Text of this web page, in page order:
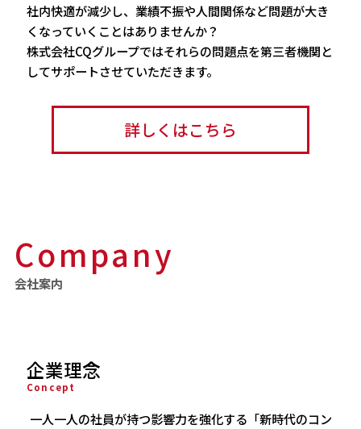
社内快適が減少し、業績不振や人間関係など問題が大き
くなっていくことはありませんか？
株式会社CQグループではそれらの問題点を第三者機関と
してサポートさせていただきます。
詳しくはこちら
Company
会社案内
企業理念
Concept
一人一人の社員が持つ影響力を強化する「新時代のコン